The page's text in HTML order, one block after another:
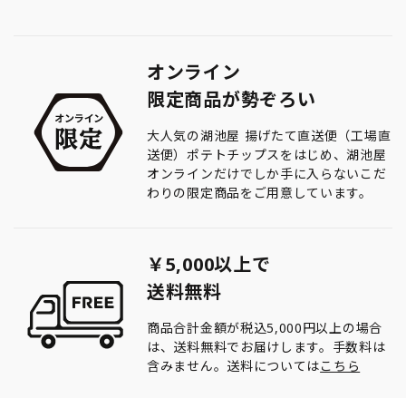
オンライン
限定商品が勢ぞろい
大人気の湖池屋 揚げたて直送便（工場直
送便）ポテトチップスをはじめ、湖池屋
オンラインだけでしか手に入らないこだ
わりの限定商品をご用意しています。
￥5,000以上で
送料無料
商品合計金額が税込5,000円以上の場合
は、送料無料でお届けします。手数料は
含みません。送料についてはこちら